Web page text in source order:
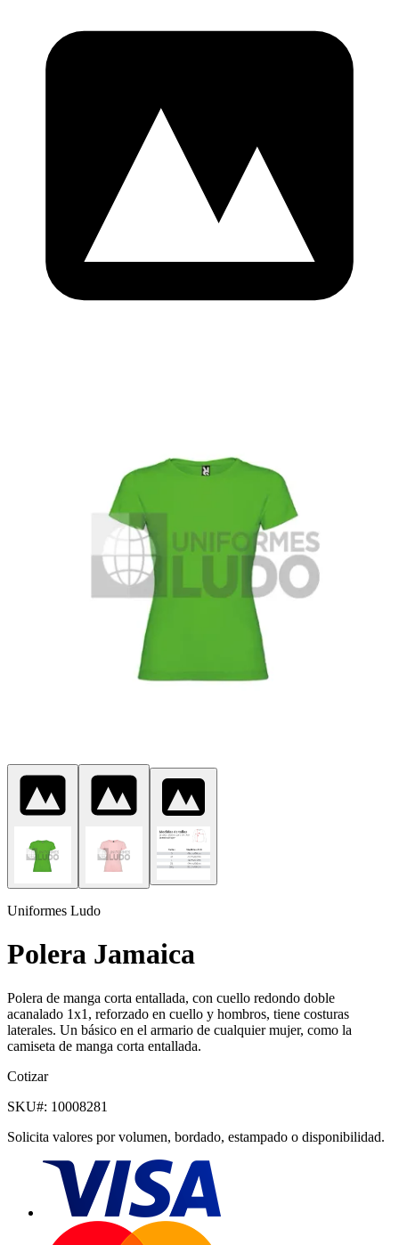
Uniformes Ludo
Polera Jamaica
Polera de manga corta entallada, con cuello redondo doble
acanalado 1x1, reforzado en cuello y hombros, tiene costuras
laterales. Un básico en el armario de cualquier mujer, como la
camiseta de manga corta entallada.
Cotizar
SKU#: 10008281
Solicita valores por volumen, bordado, estampado o disponibilidad.